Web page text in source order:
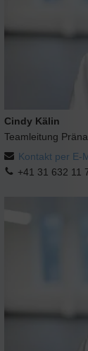
Cindy Kälin
Teamleitung
Kontakt per E-
+41 31 632 11